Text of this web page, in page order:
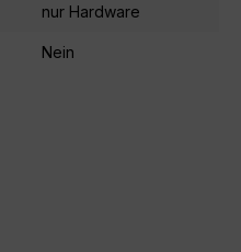
nur Hardware
Nein